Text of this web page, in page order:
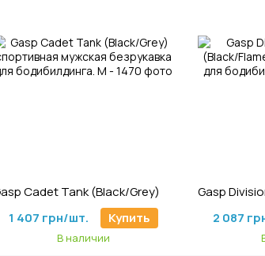
1 407 грн/шт.
Купить
В наличии
2 087